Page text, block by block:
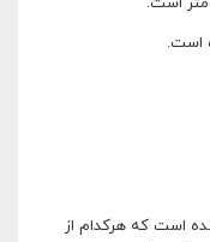
تشکیل شده است که هرکدام از